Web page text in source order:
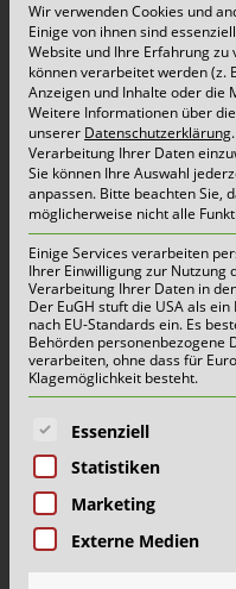
Ihre E-Mail-Adresse:*
Ihre Rufnummer:*
PLZ und
Ihr ausgewählter
Anzahl der Container:
*
Wir verwenden Cookies und
Einige von ihnen sind
Website und Ihre Erfahrung zu
können verarbeitet werden (z.
Anzeigen und Inhalte oder die
Weitere Informationen über
unserer Datenschutzerklärung.
Verarbeitung Ihrer Daten
Sie können Ihre Auswahl
anpassen. Bitte beachten Sie,
möglicherweise nicht alle
Einige Services verarbeiten
Ihrer Einwilligung zur Nutzung
Verarbeitung Ihrer Daten in
Der EuGH stuft die USA als
nach EU-Standards ein. Es
Behörden personenbezogene
verarbeiten, ohne dass für
Klagemöglichkeit besteht.
Es folgt eine Liste
Essenziell
Statistiken
Marketing
Externe Medien